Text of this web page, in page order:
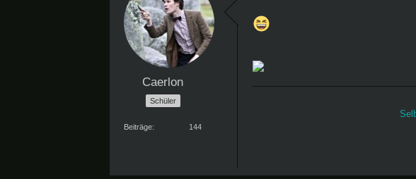
Caerlon
Schüler
Beiträge 144